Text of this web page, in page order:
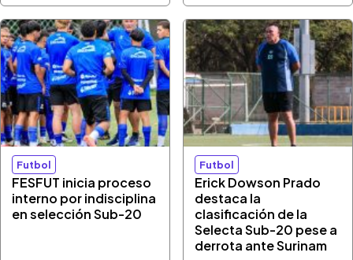
Futbol
FESFUT inicia proceso
interno por indisciplina
en selección Sub-20
Futbol
Erick Dowson Prado
destaca la
clasificación de la
Selecta Sub-20 pese a
derrota ante Surinam